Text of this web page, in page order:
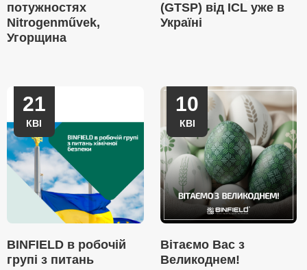
потужностях
Nitrogenművek,
Угорщина
(GTSP) від ICL уже в
Україні
21
КВІ
BINFIELD в робочій
групі з питань
10
КВІ
Вітаємо Вас з
Великоднем!